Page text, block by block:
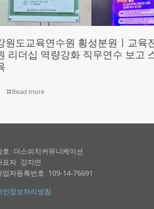
원도교육연수원 횡성분원ㅣ교육
리더십 역량강화 직무연수 보고
Read more
호 더스피치커뮤니케이션
표자 강지연
업자등록번호 109-14-76691
인정보처리방침